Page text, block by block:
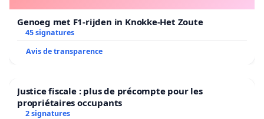
Genoeg met F1-rijden in Knokke-Het Zoute
45 signatures
Avis de transparence
Justice fiscale : plus de précompte pour les
propriétaires occupants
2 signatures